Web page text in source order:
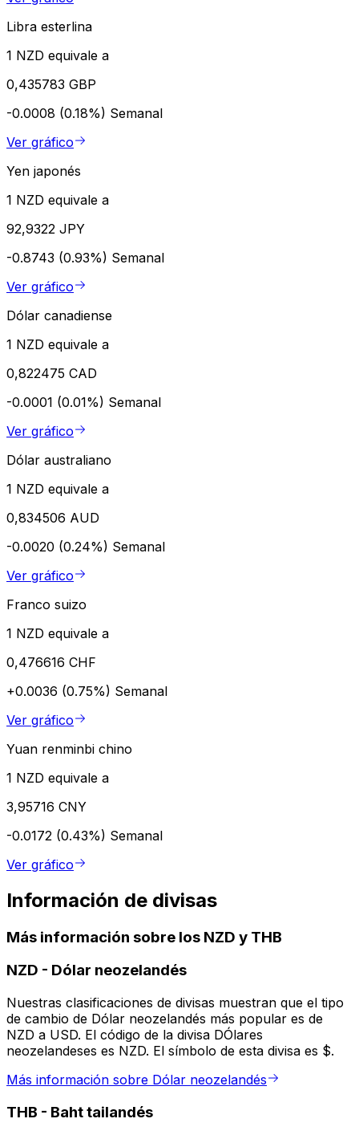
Libra esterlina
1 NZD equivale a
0,435783 GBP
-0.0008 (0.18%) Semanal
Ver gráfico
Yen japonés
1 NZD equivale a
92,9322 JPY
-0.8743 (0.93%) Semanal
Ver gráfico
Dólar canadiense
1 NZD equivale a
0,822475 CAD
-0.0001 (0.01%) Semanal
Ver gráfico
Dólar australiano
1 NZD equivale a
0,834506 AUD
-0.0020 (0.24%) Semanal
Ver gráfico
Franco suizo
1 NZD equivale a
0,476616 CHF
+0.0036 (0.75%) Semanal
Ver gráfico
Yuan renminbi chino
1 NZD equivale a
3,95716 CNY
-0.0172 (0.43%) Semanal
Ver gráfico
Información de divisas
Más información sobre los NZD y THB
NZD - Dólar neozelandés
Nuestras clasificaciones de divisas muestran que el tipo
de cambio de Dólar neozelandés más popular es de
NZD a USD. El código de la divisa DÓlares
neozelandeses es NZD. El símbolo de esta divisa es $.
Más información sobre Dólar neozelandés
THB - Baht tailandés